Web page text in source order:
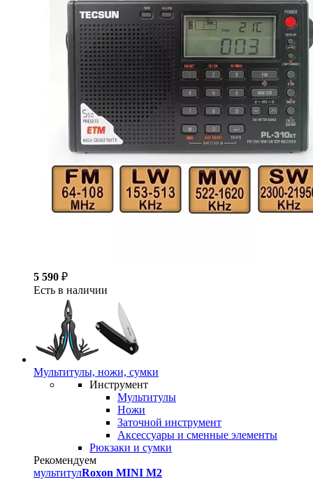
5 590 ₽
Есть в наличии
Мультитулы, ножи, сумки
Инструмент
Мультитулы
Ножи
Заточной инструмент
Аксессуары и сменные элементы
Рюкзаки и сумки
Рекомендуем
мультитулRoxon MINI M2